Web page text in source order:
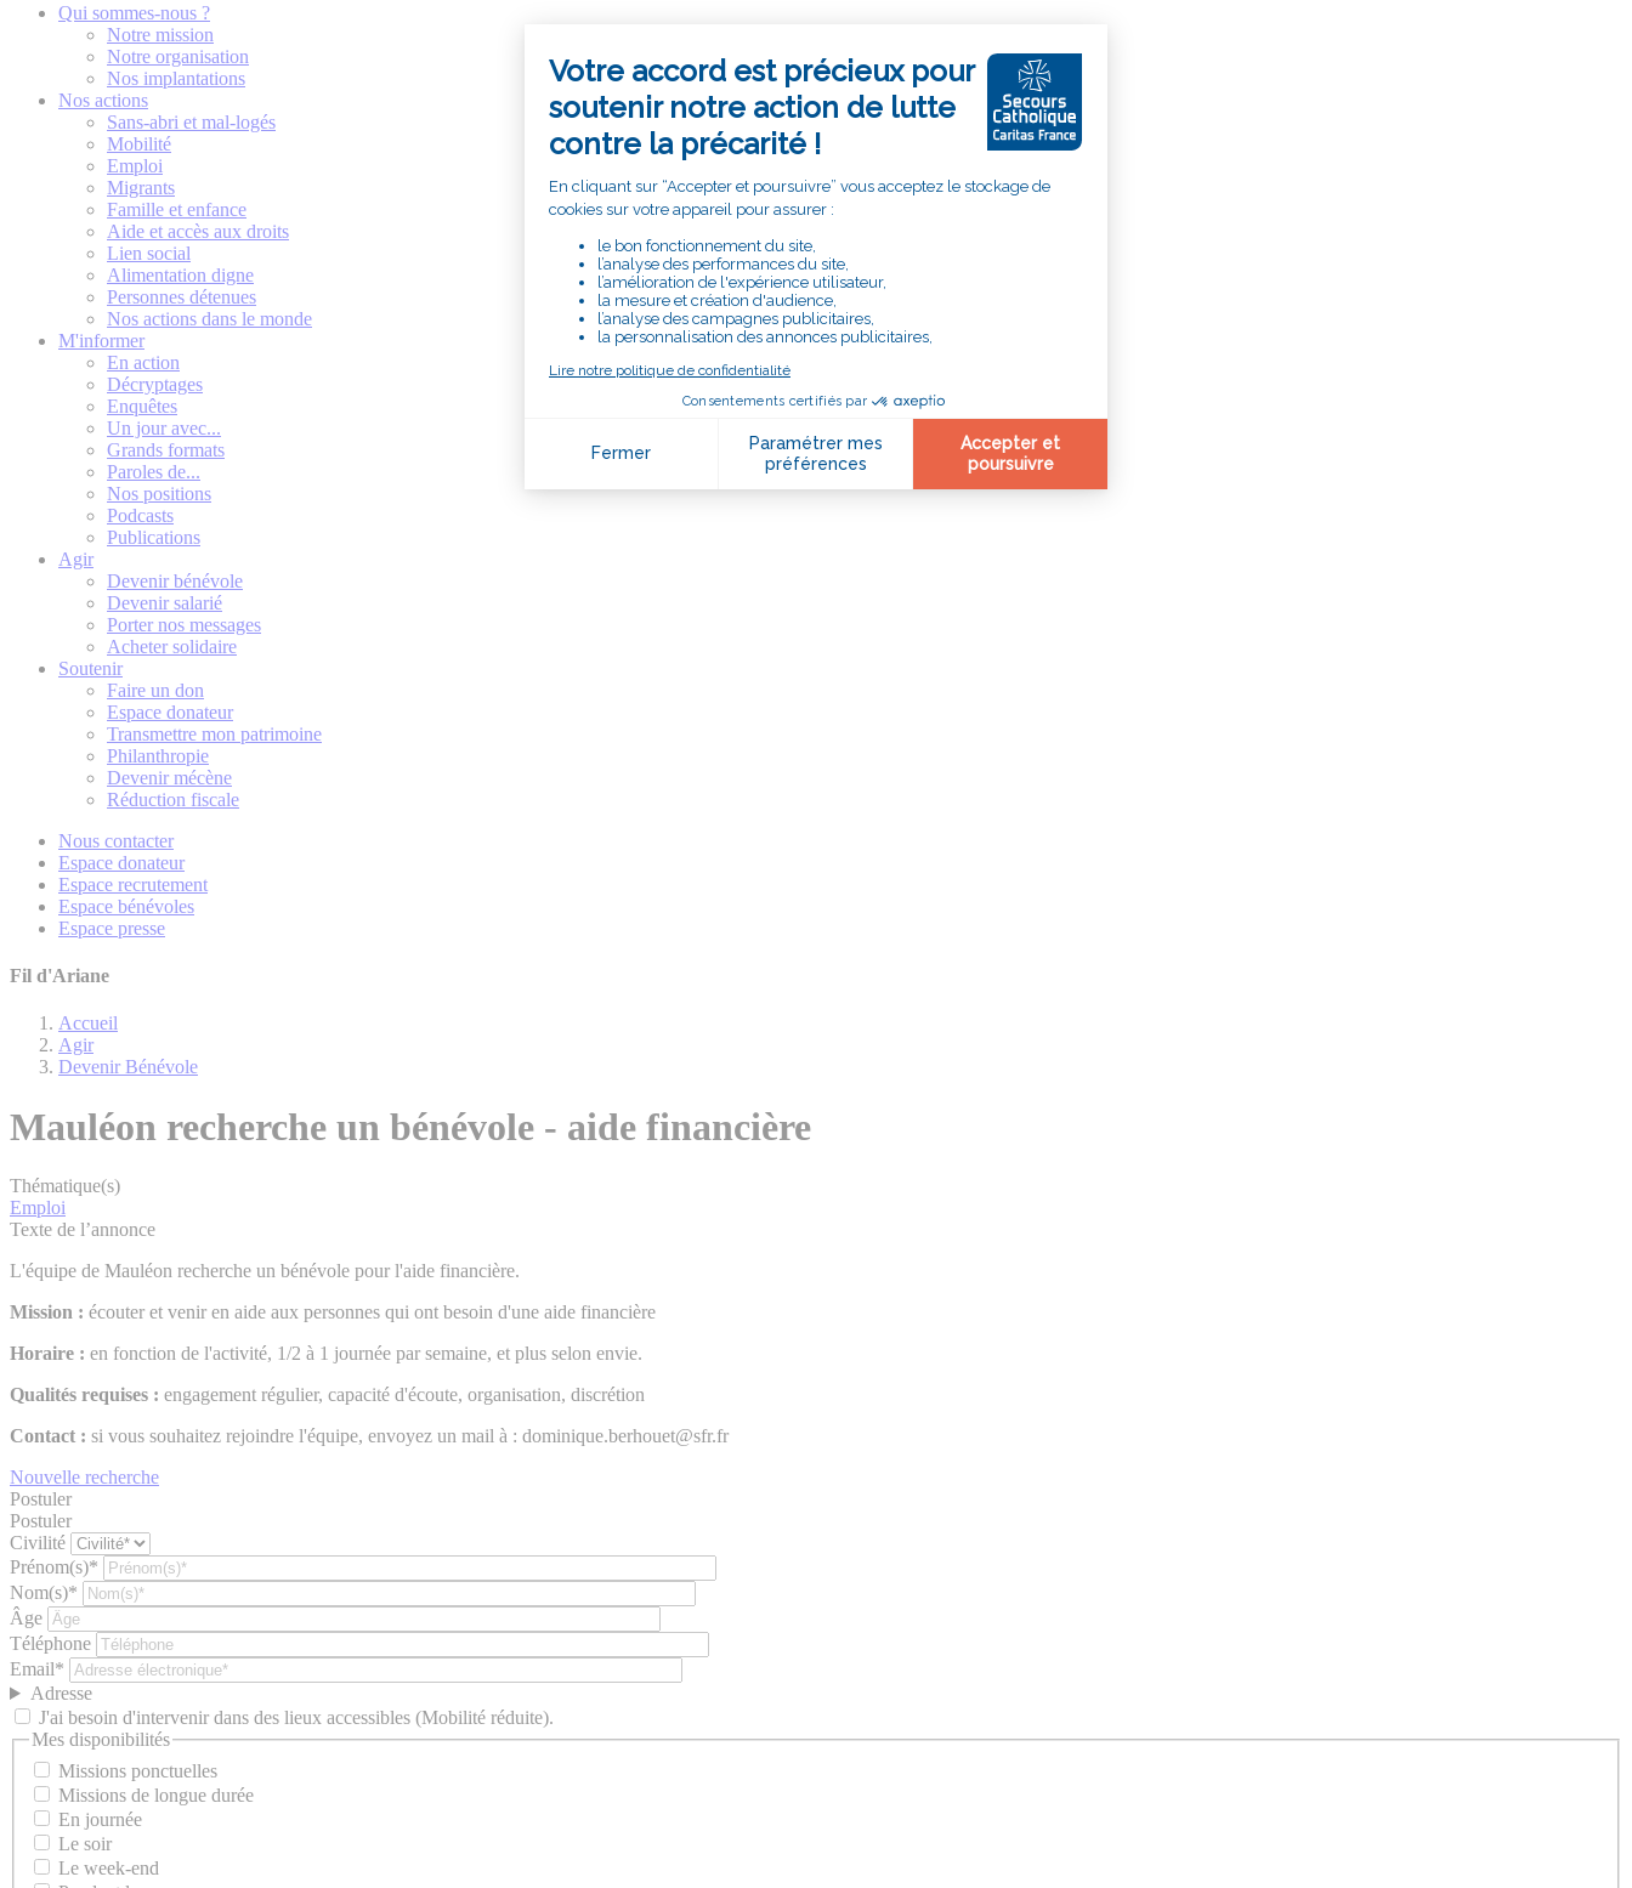
Qui sommes-nous ?
Notre mission
Notre organisation
Nos implantations
Nos actions
Sans-abri et mal-logés
Mobilité
Emploi
Migrants
Famille et enfance
Aide et accès aux droits
Lien social
Alimentation digne
Personnes détenues
Nos actions dans le monde
M'informer
En action
Décryptages
Enquêtes
Un jour avec...
Grands formats
Paroles de...
Nos positions
Podcasts
Publications
Agir
Devenir bénévole
Devenir salarié
Porter nos messages
Acheter solidaire
Soutenir
Faire un don
Espace donateur
Transmettre mon patrimoine
Philanthropie
Devenir mécène
Réduction fiscale
Nous contacter
Espace donateur
Espace recrutement
Espace bénévoles
Espace presse
Fil d'Ariane
Accueil
Agir
Devenir Bénévole
Mauléon recherche un bénévole - aide financière
Thématique(s)
Emploi
Texte de l’annonce
L'équipe de Mauléon recherche un bénévole pour l'aide financière.
Mission : écouter et venir en aide aux personnes qui ont besoin d'une aide financière
Horaire : en fonction de l'activité, 1/2 à 1 journée par semaine, et plus selon envie.
Qualités requises : engagement régulier, capacité d'écoute, organisation, discrétion
Contact : si vous souhaitez rejoindre l'équipe, envoyez un mail à : dominique.berhouet@sfr.fr
Nouvelle recherche
Postuler
Postuler
Civilité
Prénom(s)*
Nom(s)*
Âge
Téléphone
Email*
Adresse
J'ai besoin d'intervenir dans des lieux accessibles (Mobilité réduite).
Mes disponibilités
Missions ponctuelles
Missions de longue durée
En journée
Le soir
Le week-end